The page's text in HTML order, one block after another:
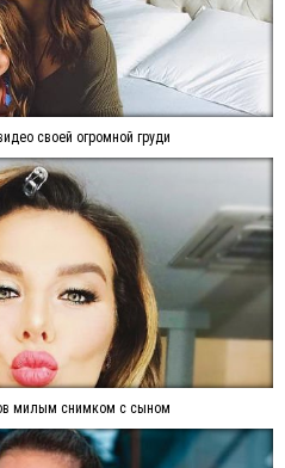
своей огромной груди
милым снимком с сыном